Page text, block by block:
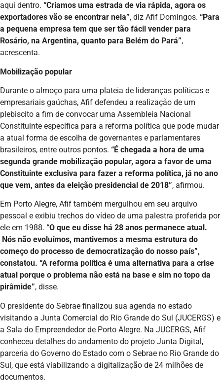
aqui dentro. “Criamos uma estrada de via rápida, agora os
exportadores vão se encontrar nela”, diz Afif Domingos. “Para
a pequena empresa tem que ser tão fácil vender para
Rosário, na Argentina, quanto para Belém do Pará”,
acrescenta.
Mobilização popular
Durante o almoço para uma plateia de lideranças políticas e
empresariais gaúchas, Afif defendeu a realização de um
plebiscito a fim de convocar uma Assembleia Nacional
Constituinte específica para a reforma política que pode mudar
a atual forma de escolha de governantes e parlamentares
brasileiros, entre outros pontos. “É chegada a hora de uma
segunda grande mobilização popular, agora a favor de uma
Constituinte exclusiva para fazer a reforma política, já no ano
que vem, antes da eleição presidencial de 2018”, afirmou.
Em Porto Alegre, Afif também mergulhou em seu arquivo
pessoal e exibiu trechos do vídeo de uma palestra proferida por
ele em 1988. “O que eu disse há 28 anos permanece atual.
Nós não evoluímos, mantivemos a mesma estrutura do
começo do processo de democratização do nosso país”,
constatou. “A reforma política é uma alternativa para a crise
atual porque o problema não está na base e sim no topo da
pirâmide”, disse.
O presidente do Sebrae finalizou sua agenda no estado
visitando a Junta Comercial do Rio Grande do Sul (JUCERGS) e
a Sala do Empreendedor de Porto Alegre. Na JUCERGS, Afif
conheceu detalhes do andamento do projeto Junta Digital,
parceria do Governo do Estado com o Sebrae no Rio Grande do
Sul, que está viabilizando a digitalização de 24 milhões de
documentos.